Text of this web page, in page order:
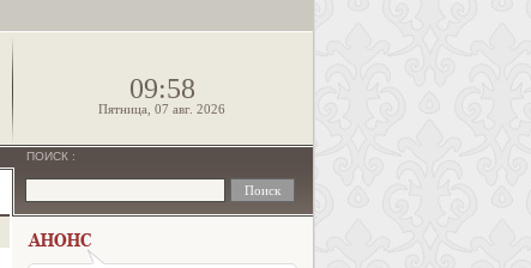
09:58
Пятница, 07 авг. 2026
ПОИСК :